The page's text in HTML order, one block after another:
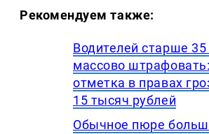
Рекомендуем также:
Водителей старше 35
массово
отметка в правах
15 тысяч рублей
Обычное пюре